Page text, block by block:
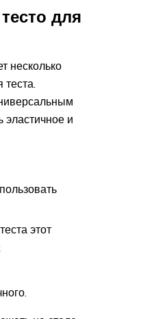
для
несколько
теста.
эластичное и
этот